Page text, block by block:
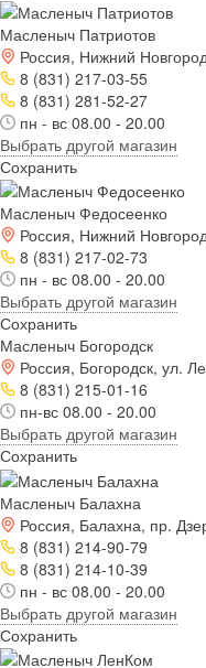
Масленыч Патриотов
Россия, Нижний
8 (831) 217-03-55
8 (831) 281-52-27
пн - вс 08.00 - 20.00
Выбрать другой магазин
Сохранить
Масленыч Федосеенко
Россия, Нижний
8 (831) 217-02-73
пн - вс 08.00 - 20.00
Выбрать другой магазин
Сохранить
Масленыч Богородск
Россия, Богородск, ул.
8 (831) 215-01-16
пн-вс 08.00 - 20.00
Выбрать другой магазин
Сохранить
Масленыч Балахна
Россия, Балахна, пр.
8 (831) 214-90-79
8 (831) 214-10-39
пн - вс 08.00 - 20.00
Выбрать другой магазин
Сохранить